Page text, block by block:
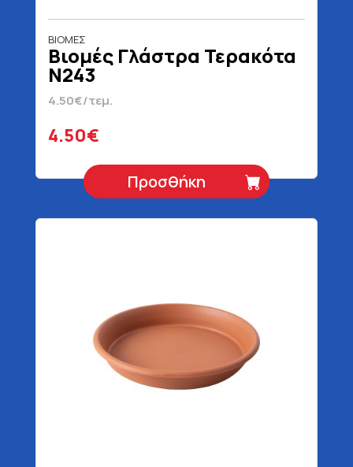
ΒΙΟΜΕΣ
Βιομές Γλάστρα Τερακότα
Ν243
4.50€/τεμ.
4.50€
Προσθήκη